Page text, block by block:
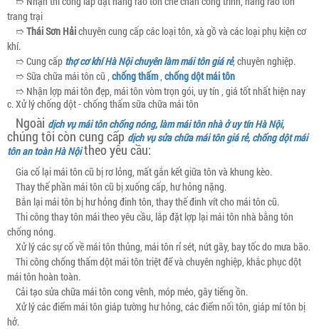
trang trại
➱ Thái Sơn Hảichuyên cung cấp các loại tôn, xà gồ và các loại phụ kiện cơ
khí.
➱ Cung cấp thợ cơ khí Hà Nội chuyên làm mái tôn giá rẻ, chuyên nghiệp.
➱ Sữa chữa mái tôn cũ , chống thấm, chống dột mái tôn
➱ Nhận lợp mái tôn đẹp, mái tôn vòm trọn gói, uy tín , giá tốt nhất hiện nay
c. Xử lý chống dột - chống thấm sữa chữa mái tôn
Ngoài dịch vụ mái tôn chống nóng, làm mái tôn nhà ở uy tín Hà Nội,
chúng tôi còn cung cấp dịch vụ sửa chữa mái tôn giá rẻ, chống dột mái
tôn an toàn Hà Nộitheo yêu cầu:
Gia cố lại mái tôn cũ bị rơ lỏng, mất gắn kết giữa tôn và khung kèo.
Thay thế phần mái tôn cũ bị xuống cấp, hư hỏng nặng.
Bắn lại mái tôn bị hư hỏng đinh tôn, thay thế đinh vít cho mái tôn cũ.
Thi công thay tôn mái theo yêu cầu, lắp đặt lợp lại mái tôn nhà bằng tôn
chống nóng.
Xử lý các sự cố về mái tôn thủng, mái tôn rỉ sét, nứt gãy, bay tốc do mưa bão.
Thi công chống thấm dột mái tôn triệt để và chuyên nghiệp, khắc phục dột
mái tôn hoàn toàn.
Cải tạo sửa chữa mái tôn cong vênh, móp méo, gây tiếng ồn.
Xử lý các điểm mái tôn giáp tường hư hỏng, các điểm nối tôn, giáp mí tôn bị
hở.